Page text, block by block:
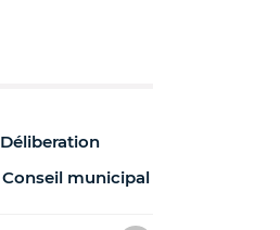
Déliberation
Conseil municipal